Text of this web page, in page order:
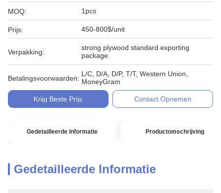
MOQ: 1pcs
Prijs: 450-800$/unit
Verpakking:
strong plywood standard exporting
package
Betalingsvoorwaarden:
L/C, D/A, D/P, T/T, Western Union,
MoneyGram
Krijg Beste Prijs Contact Opnemen
Gedetailleerde Informatie Productomschrijving
Gedetailleerde Informatie